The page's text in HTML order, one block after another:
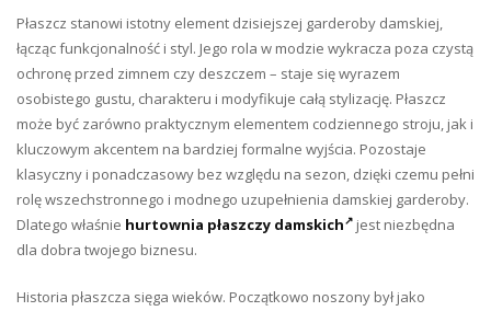
Płaszcz stanowi istotny element dzisiejszej garderoby damskiej,
łącząc funkcjonalność i styl. Jego rola w modzie wykracza poza czystą
ochronę przed zimnem czy deszczem – staje się wyrazem
osobistego gustu, charakteru i modyfikuje całą stylizację. Płaszcz
może być zarówno praktycznym elementem codziennego stroju, jak i
kluczowym akcentem na bardziej formalne wyjścia. Pozostaje
klasyczny i ponadczasowy bez względu na sezon, dzięki czemu pełni
rolę wszechstronnego i modnego uzupełnienia damskiej garderoby.
Dlatego właśnie hurtownia płaszczy damskich
jest niezbędna
dla dobra twojego biznesu.
Historia płaszcza sięga wieków. Początkowo noszony był jako